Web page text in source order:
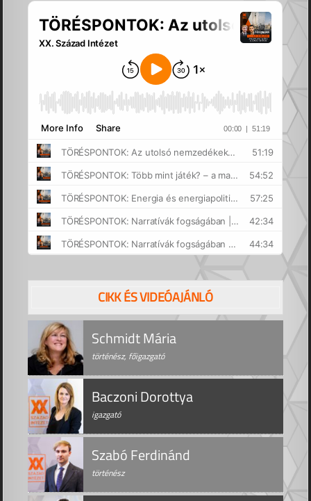
CIKK ÉS VIDEÓAJÁNLÓ
Schmidt Mária
történész, főigazgató
Baczoni Dorottya
igazgató
Szabó Ferdinánd
történész